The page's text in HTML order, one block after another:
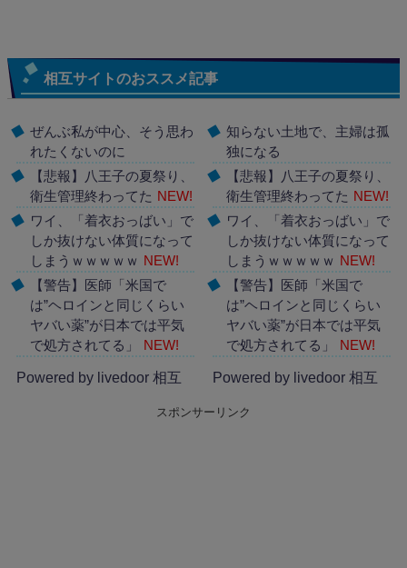
相互サイトのおススメ記事
ぜんぶ私が中心、そう思わ
れたくないのに
【悲報】八王子の夏祭り、
衛生管理終わってた NEW!
ワイ、「着衣おっばい」で
しか抜けない体質になって
しまうｗｗｗｗｗ NEW!
【警告】医師「米国で
は”ヘロインと同じくらい
ヤバい薬”が日本では平気
で処方されてる」
NEW!
Powered by livedoor 相互
知らない土地で、主婦は孤
独になる
【悲報】八王子の夏祭り、
衛生管理終わってた NEW!
ワイ、「着衣おっばい」で
しか抜けない体質になって
しまうｗｗｗｗｗ NEW!
【警告】医師「米国で
は”ヘロインと同じくらい
ヤバい薬”が日本では平気
で処方されてる」
NEW!
Powered by livedoor 相互
スポンサーリンク